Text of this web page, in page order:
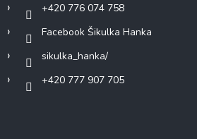
+420 776 074 758
Facebook Šikulka Hanka
sikulka_hanka/
+420 777 907 705